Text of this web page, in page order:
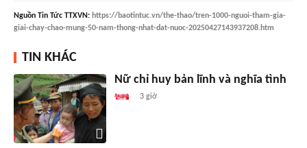
Nguồn Tin Tức TTXVN: https://baotintuc.vn/the-thao/tren-1000-nguoi-tham-gia-
giai-chay-chao-mung-50-nam-thong-nhat-dat-nuoc-20250427143937208.htm
TIN KHÁC
Nữ chỉ huy bản lĩnh và nghĩa tình
3 giờ